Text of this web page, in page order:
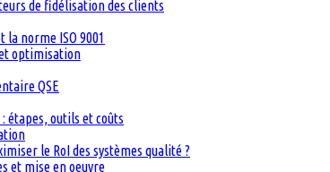
de fidélisation des clients
la norme ISO 9001
optimisation
QSE
étapes, outils et coûts
le RoI des systèmes qualité ?
et mise en oeuvre